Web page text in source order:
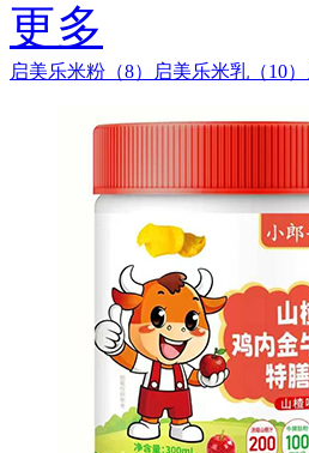
更多
启美乐米粉（8） 启美乐米乳（10）